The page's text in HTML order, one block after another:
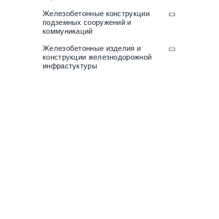
Железобетонные конструкции
подземных сооружений и
коммуникаций
Железобетонные изделия и
конструкции железнодорожной
инфрастуктуры